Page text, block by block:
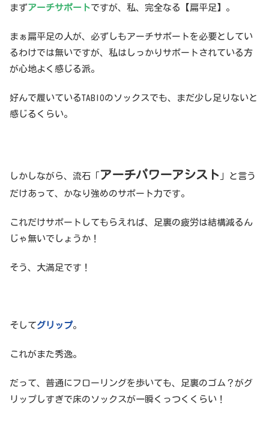
まずアーチサポートですが、私、完全なる【扁平足】。
まぁ扁平足の人が、必ずしもアーチサポートを必要としてい
るわけでは無いですが、私はしっかりサポートされている方
が心地よく感じる派。
好んで履いているTABIOのソックスでも、まだ少し足りないと
感じるくらい。
しかしながら、流石「 アーチパワーアシスト
」と言う
だけあって、かなり強めのサポート力です。
これだけサポートしてもらえれば、足裏の疲労は結構減るん
じゃ無いでしょうか！
そう、大満足です！
そしてグリップ。
これがまた秀逸。
だって、普通にフローリングを歩いても、足裏のゴム？がグ
リップしすぎで床のソックスが一瞬くっつくくらい！